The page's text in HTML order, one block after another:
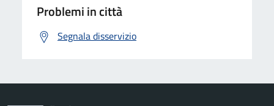
Problemi in città
Segnala disservizio